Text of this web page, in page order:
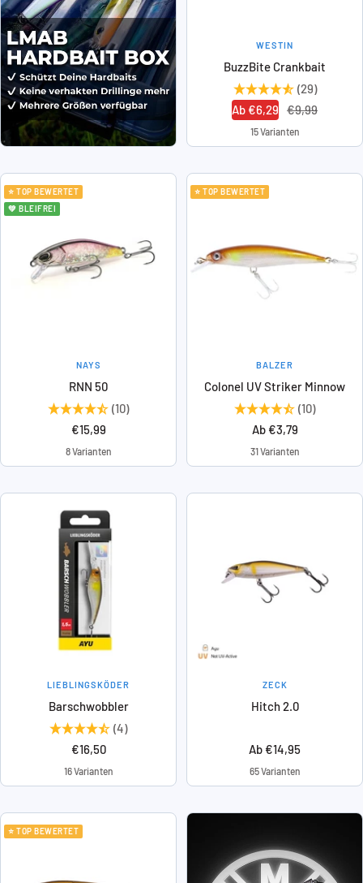
WESTIN
BuzzBite Crankbait
(29)
Angebotspreis
Ab €6,29
Regulärer
Preis
€9,99
15 Varianten
⭐ TOP BEWERTET
💚 BLEIFREI
NAYS
RNN 50
(10)
Angebotspreis
€15,99
8 Varianten
⭐ TOP BEWERTET
BALZER
Colonel UV Striker Minnow
(10)
Angebotspreis
Ab €3,79
31 Varianten
LIEBLINGSKÖDER
Barschwobbler
(4)
Angebotspreis
€16,50
16 Varianten
ZECK
Hitch 2.0
Angebotspreis
Ab €14,95
65 Varianten
⭐ TOP BEWERTET